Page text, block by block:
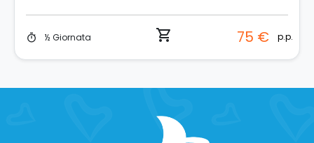
timer ½ Giornata shopping_cart 75 € p.p.